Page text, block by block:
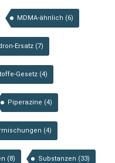
MDMA-ähnlich (6)
Ersatz (7)
Gesetz (4)
Piperazine (4)
(4)
(8) Substanzen (33)